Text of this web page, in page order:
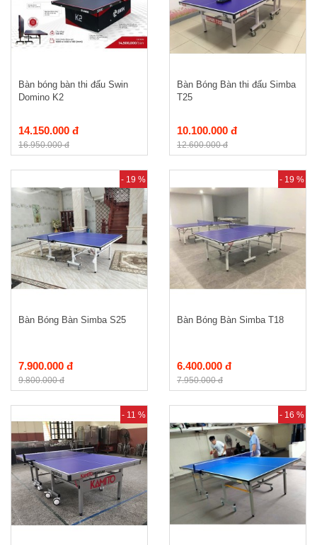
Bàn bóng bàn thi đấu Swin
Domino K2
14.150.000 đ
16.950.000 đ
Bàn Bóng Bàn thi đấu Simba
T25
10.100.000 đ
12.600.000 đ
- 19 %
Bàn Bóng Bàn Simba S25
7.900.000 đ
9.800.000 đ
- 19 %
Bàn Bóng Bàn Simba T18
6.400.000 đ
7.950.000 đ
- 11 % - 16 %